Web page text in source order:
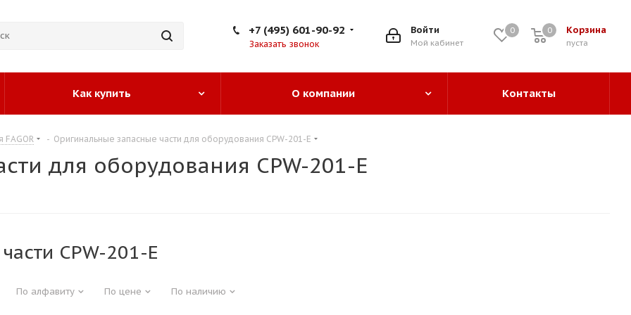
0 Корзина
0
пуста
0
Войти
Мой кабинет
+7 (495) 601-90-92
Заказать звонок
Как купить О компании Контакты
FAGOR - Оригинальные запасные части для оборудования CPW-201-E
для оборудования CPW-201-E
CPW-201-E
По алфавиту По цене По наличию